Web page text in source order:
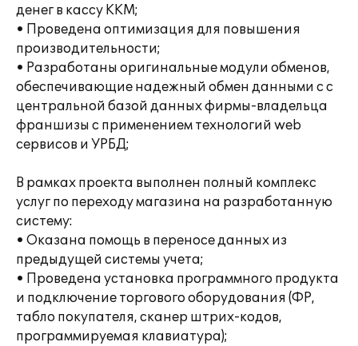
денег в кассу ККМ;
• Проведена оптимизация для повышения
производительности;
• Разработаны оригинальные модули обменов,
обеспечивающие надежный обмен данными с с
центральной базой данных фирмы-владельца
франшизы с применением технологий web
сервисов и УРБД;
В рамках проекта выполнен полный комплекс
услуг по переходу магазина на разработанную
систему:
• Оказана помощь в переносе данных из
предыдущей системы учета;
• Проведена установка программного продукта
и подключение торгового оборудования (ФР,
табло покупателя, сканер штрих-кодов,
программируемая клавиатура);